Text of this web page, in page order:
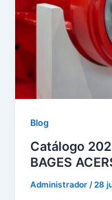
Blog
Catálogo
BAGES
Administrador/28